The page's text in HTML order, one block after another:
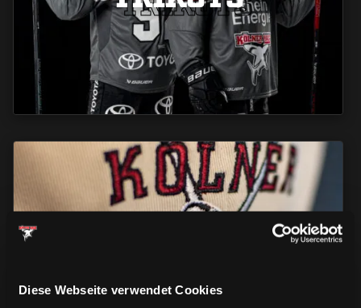
Diese Webseite verwendet Cookies